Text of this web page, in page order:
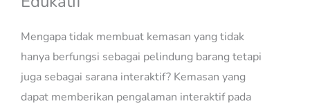
Mengapa tidak membuat kemasan yang tidak
hanya berfungsi sebagai pelindung barang tetapi
juga sebagai sarana interaktif? Kemasan yang
dapat memberikan pengalaman interaktif pada